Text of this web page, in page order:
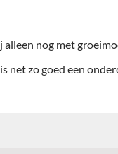
alleen nog met
net zo goed een